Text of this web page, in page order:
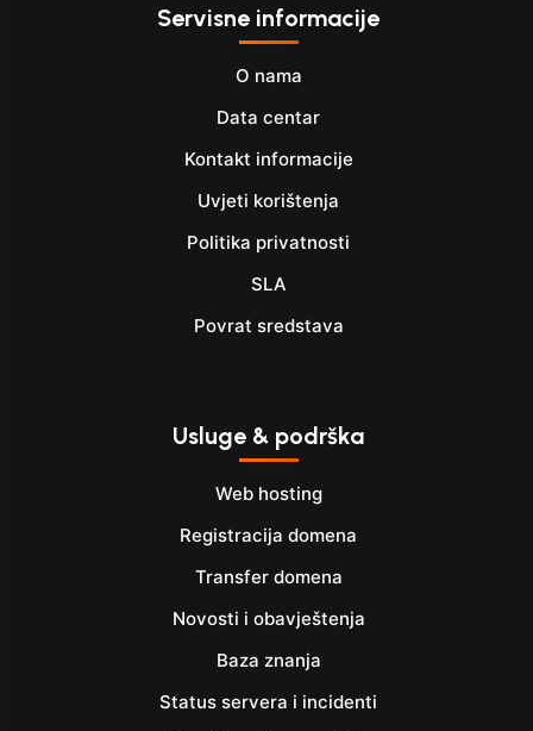
Servisne informacije
O nama
Data centar
Kontakt informacije
Uvjeti korištenja
Politika privatnosti
SLA
Povrat sredstava
Usluge & podrška
Web hosting
Registracija domena
Transfer domena
Novosti i obavještenja
Baza znanja
Status servera i incidenti